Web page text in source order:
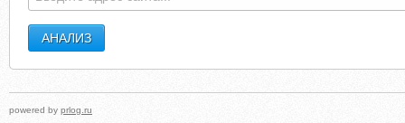
powered by prlog.ru